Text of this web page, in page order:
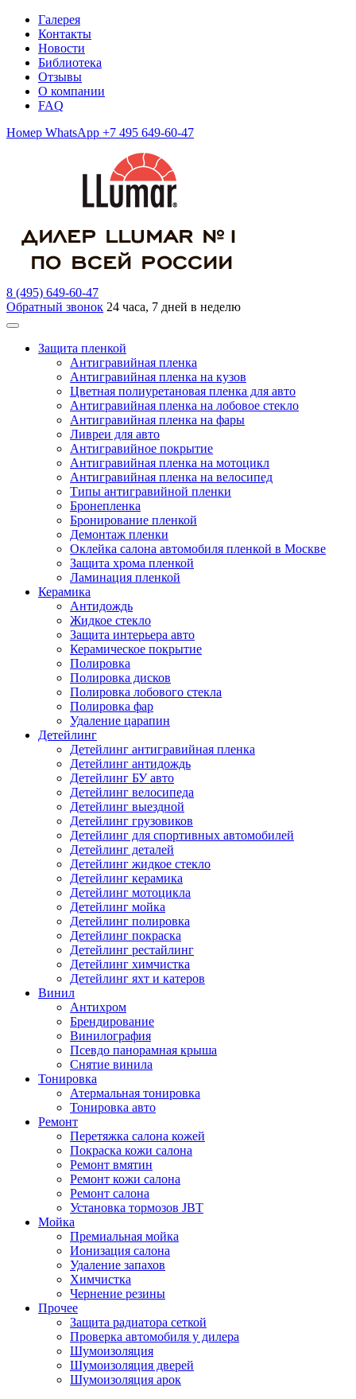
Галерея
Контакты
Новости
Библиотека
Отзывы
О компании
FAQ
Номер WhatsApp +7 495 649-60-47
8 (495) 649-60-47
Обратный звонок 24 часа, 7 дней в неделю
Защита пленкой
Антигравийная пленка
Антигравийная пленка на кузов
Цветная полиуретановая пленка для авто
Антигравийная пленка на лобовое стекло
Антигравийная пленка на фары
Ливреи для авто
Антигравийное покрытие
Антигравийная пленка на мотоцикл
Антигравийная пленка на велосипед
Типы антигравийной пленки
Бронепленка
Бронирование пленкой
Демонтаж пленки
Оклейка салона автомобиля пленкой в Москве
Защита хрома пленкой
Ламинация пленкой
Керамика
Антидождь
Жидкое стекло
Защита интерьера авто
Керамическое покрытие
Полировка
Полировка дисков
Полировка лобового стекла
Полировка фар
Удаление царапин
Детейлинг
Детейлинг антигравийная пленка
Детейлинг антидождь
Детейлинг БУ авто
Детейлинг велосипеда
Детейлинг выездной
Детейлинг грузовиков
Детейлинг для спортивных автомобилей
Детейлинг деталей
Детейлинг жидкое стекло
Детейлинг керамика
Детейлинг мотоцикла
Детейлинг мойка
Детейлинг полировка
Детейлинг покраска
Детейлинг рестайлинг
Детейлинг химчистка
Детейлинг яхт и катеров
Винил
Антихром
Брендирование
Винилография
Псевдо панорамная крыша
Снятие винила
Тонировка
Атермальная тонировка
Тонировка авто
Ремонт
Перетяжка салона кожей
Покраска кожи салона
Ремонт вмятин
Ремонт кожи салона
Ремонт салона
Установка тормозов JBT
Мойка
Премиальная мойка
Ионизация салона
Удаление запахов
Химчистка
Чернение резины
Прочее
Защита радиатора сеткой
Проверка автомобиля у дилера
Шумоизоляция
Шумоизоляция дверей
Шумоизоляция арок